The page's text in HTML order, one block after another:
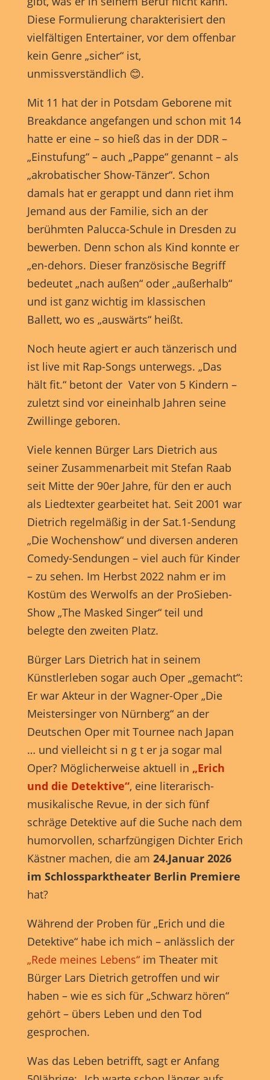
Diese Formulierung charakterisiert den
vielfältigen Entertainer, vor dem offenbar
kein Genre „sicher“ ist,
unmissverständlich 😊.
Mit 11 hat der in Potsdam Geborene mit
Breakdance angefangen und schon mit 14
hatte er eine – so hieß das in der DDR –
„Einstufung“ – auch „Pappe“ genannt – als
„akrobatischer Show-Tänzer“. Schon
damals hat er gerappt und dann riet ihm
Jemand aus der Familie, sich an der
berühmten Palucca-Schule in Dresden zu
bewerben. Denn schon als Kind konnte er
„en-dehors. Dieser französische Begriff
bedeutet „nach außen“ oder „außerhalb“
und ist ganz wichtig im klassischen
Ballett, wo es „auswärts“ heißt.
Noch heute agiert er auch tänzerisch und
ist live mit Rap-Songs unterwegs. „Das
hält fit.“ betont der Vater von 5 Kindern –
zuletzt sind vor eineinhalb Jahren seine
Zwillinge geboren.
Viele kennen Bürger Lars Dietrich aus
seiner Zusammenarbeit mit Stefan Raab
seit Mitte der 90er Jahre, für den er auch
als Liedtexter gearbeitet hat. Seit 2001 war
Dietrich regelmäßig in der Sat.1-Sendung
„Die Wochenshow“ und diversen anderen
Comedy-Sendungen – viel auch für Kinder
– zu sehen. Im Herbst 2022 nahm er im
Kostüm des Werwolfs an der ProSieben-
Show „The Masked Singer“ teil und
belegte den zweiten Platz.
Bürger Lars Dietrich hat in seinem
Künstlerleben sogar auch Oper „gemacht“:
Er war Akteur in der Wagner-Oper „Die
Meistersinger von Nürnberg“ an der
Deutschen Oper mit Tournee nach Japan
… und vielleicht si n g t er ja sogar mal
Oper? Möglicherweise aktuell in „Erich
und die Detektive“, eine literarisch-
musikalische Revue, in der sich fünf
schräge Detektive auf die Suche nach dem
humorvollen, scharfzüngigen Dichter Erich
Kästner machen, die am 24.Januar 2026
im Schlossparktheater Berlin Premiere
hat?
Während der Proben für „Erich und die
Detektive“ habe ich mich – anlässlich der
„Rede meines Lebens“im Theater mit
Bürger Lars Dietrich getroffen und wir
haben – wie es sich für „Schwarz hören“
gehört – übers Leben und den Tod
gesprochen.
Was das Leben betrifft, sagt er Anfang
die Verwendung Ihrer Daten finden Sie in unserer
Datenschutzerklärung.
Hier finden Sie eine Übersicht über alle verwendeten Cookies.
Sie können Ihre Einwilligung zu ganzen Kategorien geben
oder sich weitere Informationen anzeigen lassen und so nur
bestimmte Cookies auswählen.
Nur essenzielle Cookies akzeptieren
Datenschutzeinstellungen
Essenziell (1)
Essenzielle Cookies ermöglichen grundlegende Funktionen und sind für
die einwandfreie Funktion der Website erforderlich.
Cookie-Informationen anzeigen
Marketing (1)
Marketing-Cookies werden von Drittanbietern oder Publishern
verwendet, um personalisierte Werbung anzuzeigen. Sie tun dies, indem
sie Besucher über Websites hinweg verfolgen.
Cookie-Informationen anzeigen
Externe Medien (7)
Inhalte von Videoplattformen und Social-Media-Plattformen werden
standardmäßig blockiert. Wenn Cookies von externen Medien akzeptiert
werden, bedarf der Zugriff auf diese Inhalte keiner manuellen
Cookie-Informationen anzeigen
powered by Borlabs Cookie